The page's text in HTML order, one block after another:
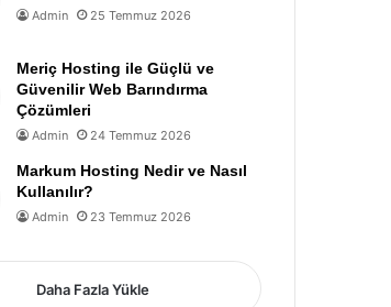
Admin 25 Temmuz 2026
Meriç Hosting ile Güçlü ve
Güvenilir Web Barındırma
Çözümleri
Admin 24 Temmuz 2026
Markum Hosting Nedir ve Nasıl
Kullanılır?
Admin 23 Temmuz 2026
Daha Fazla Yükle